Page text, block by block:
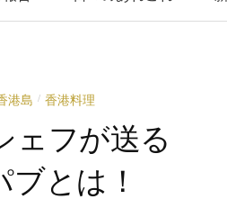
港島 / 香港料理
ェフが送る
とは！